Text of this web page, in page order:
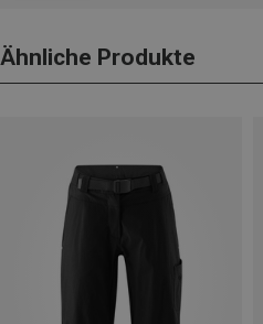
Ähnliche Produkte